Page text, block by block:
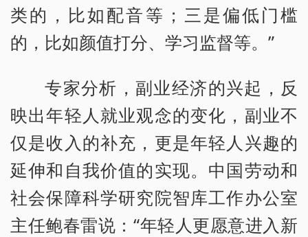
类的，比如配音等；三是偏低门槛
的，比如颜值打分、学习监督等。”
专家分析，副业经济的兴起，反
映出年轻人就业观念的变化，副业不
仅是收入的补充，更是年轻人兴趣的
延伸和自我价值的实现。中国劳动和
社会保障科学研究院智库工作办公室
主任鲍春雷说：“年轻人更愿意进入新